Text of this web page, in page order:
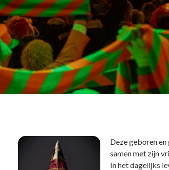
Deze geboren
samen met zijn
In het dagelijks